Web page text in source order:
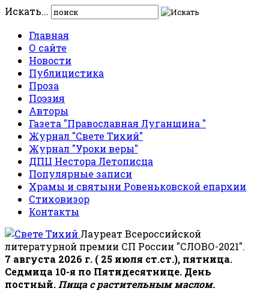
Искать...
Главная
О сайте
Новости
Публицистика
Проза
Поэзия
Авторы
Газета "Православная Луганщина "
Журнал "Свете Тихий"
Журнал "Уроки веры"
ДПЦ Нестора Летописца
Популярные записи
Храмы и святыни Ровеньковской епархии
Стиховизор
Контакты
Лауреат Всероссийской
литературной премии СП России "СЛОВО-2021".
7 августа 2026 г. ( 25 июля ст.ст.), пятница.
Седмица 10-я по Пятидесятнице. День
постный. Пища с растительным маслом.